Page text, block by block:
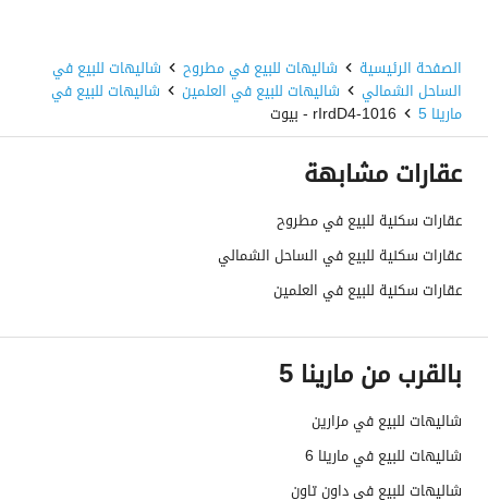
الصفحة الرئيسية شاليهات للبيع في مطروح شاليهات للبيع في
الساحل الشمالي شاليهات للبيع في العلمين شاليهات للبيع في
مارينا 5 1016-rIrdD4 - بيوت
عقارات مشابهة
عقارات سكنية للبيع في مطروح
عقارات سكنية للبيع في الساحل الشمالي
عقارات سكنية للبيع في العلمين
بالقرب من مارينا 5
شاليهات للبيع في مزارين
شاليهات للبيع في مارينا 6
شاليهات للبيع في داون تاون